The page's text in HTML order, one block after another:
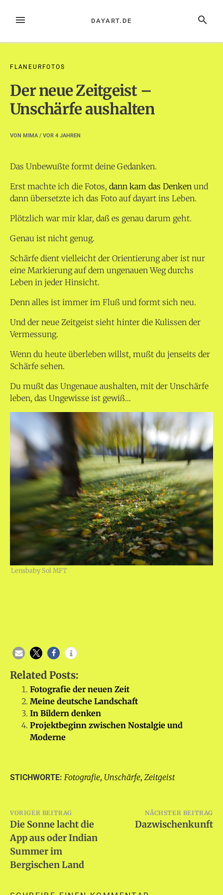
InhaltMENÜ SUCHE
DAYART.DE
FLANEURFOTOS
Der neue Zeitgeist –
Unschärfe aushalten
VON MIMA/ VOR 4 JAHREN
Das Unbewußte formt deine Gedanken.
Erst machte ich die Fotos, dann kam das Denken und
dann übersetzte ich das Foto auf dayart ins Leben.
Plötzlich war mir klar, daß es genau darum geht.
Genau ist nicht genug.
Schärfe dient vielleicht der Orientierung aber ist nur
eine Markierung auf dem ungenauen Weg durchs
Leben in jeder Hinsicht.
Denn alles ist immer im Fluß und formt sich neu.
Und der neue Zeitgeist sieht hinter die Kulissen der
Vermessung.
Wenn du heute überleben willst, mußt du jenseits der
Schärfe sehen.
Du mußt das Ungenaue aushalten, mit der Unschärfe
leben, das Ungewisse ist gewiß…
Lensbaby Sol MFT
Related Posts:
Fotografie der neuen Zeit
Meine deutsche Landschaft
In Bildern denken
Projektbeginn zwischen Nostalgie und
Moderne
STICHWORTE: Fotografie, Unschärfe, Zeitgeist
Beitragsnavigation
VORIGER BEITRAG
Die Sonne lacht die
App aus oder Indian
Summer im
Bergischen Land
NÄCHSTER BEITRAG
Dazwischenkunft